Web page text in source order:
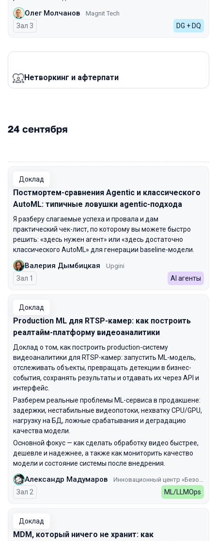
Олег Молчанов Magnit Tech
Зал 3 DG + DQ
Нетворкинг и афтерпати
24 сентября
Доклад
Постмортем-сравнения Agentic и классического
AutoML: типичные ловушки agentic-подхода
Я разберу слагаемые успеха и провала и дам
практический чек-лист, по которому вы можете быстро
решить: «здесь нужен агент» или «здесь достаточно
классического AutoML» для генерации baseline-модели.
Валерия Дымбицкая Upgini
Зал 1 AI агенты
Доклад
Production ML для RTSP-камер: как построить
реалтайм-платформу видеоаналитики
Доклад о том, как построить production-систему
видеоаналитики для RTSP-камер: запустить ML-модель,
отслеживать объекты, превращать детекции в бизнес-
события, сохранять результаты и отдавать их через API и
интерфейс.
Разберем реальные проблемы ML-сервиса в продакшене:
задержки, нестабильные видеопотоки, нехватку CPU/GPU,
нагрузку на БД, ложные срабатывания и деградацию
качества модели.
Основной фокус — как сделать обработку видео быстрее,
дешевле и надежнее, а также как мониторить качество
модели и состояние системы после внедрения.
Александр Мадумаров
Зал 2 ML/LLMOps
Доклад
MDM, который ничего не хранит: как